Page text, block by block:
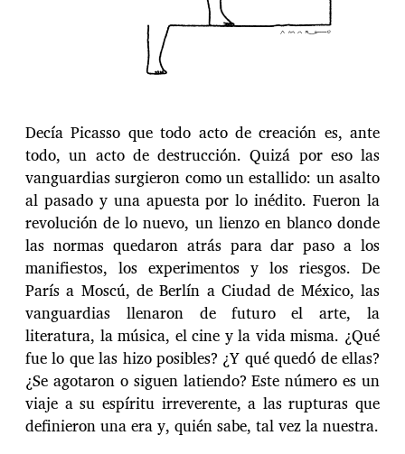
Decía Picasso que todo acto de creación es, ante
todo, un acto de destrucción. Quizá por eso las
vanguardias surgieron como un estallido: un asalto
al pasado y una apuesta por lo inédito. Fueron la
revolución de lo nuevo, un lienzo en blanco donde
las normas quedaron atrás para dar paso a los
manifiestos, los experimentos y los riesgos. De
París a Moscú, de Berlín a Ciudad de México, las
vanguardias llenaron de futuro el arte, la
literatura, la música, el cine y la vida misma. ¿Qué
fue lo que las hizo posibles? ¿Y qué quedó de ellas?
¿Se agotaron o siguen latiendo? Este número es un
viaje a su espíritu irreverente, a las rupturas que
definieron una era y, quién sabe, tal vez la nuestra.